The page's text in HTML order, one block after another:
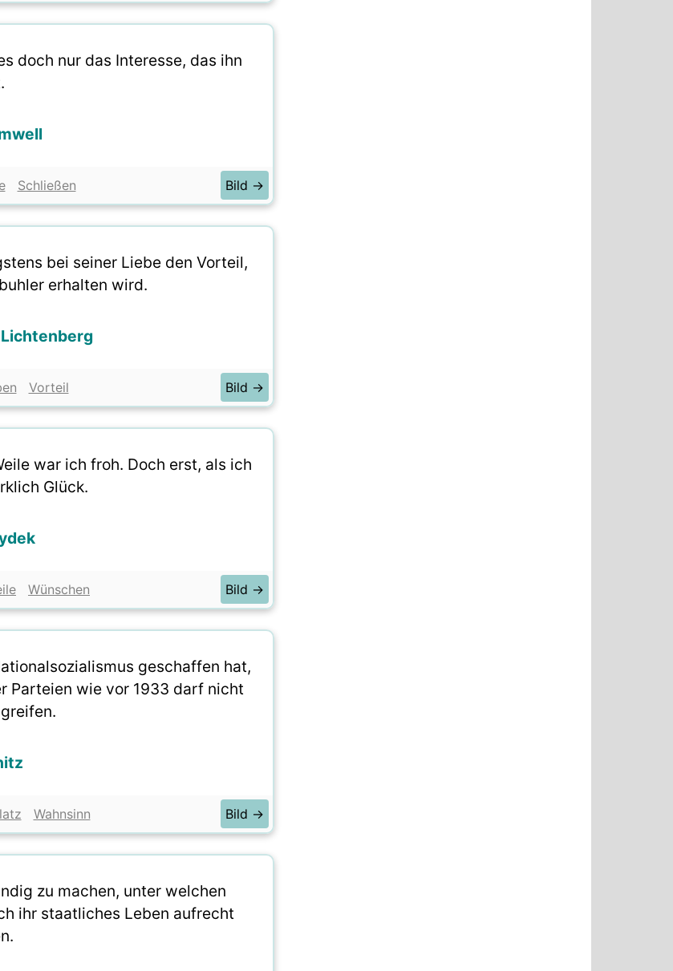
doch nur das Interesse, das ihn
Schließen Bild →
bei seiner Liebe den Vorteil,
erhalten wird.
Vorteil Bild →
war ich froh. Doch erst, als ich
Glück.
Wünschen Bild →
geschaffen hat,
Parteien wie vor 1933 darf nicht
Wahnsinn Bild →
zu machen, unter welchen
ihr staatliches Leben aufrecht